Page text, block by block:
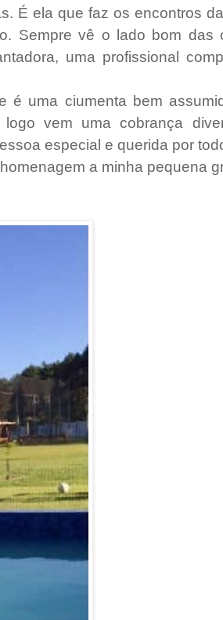
É ela que faz os encontros
Sempre vê o lado bom das
uma profissional
é uma ciumenta bem
vem uma cobrança
especial e querida por
a minha pequena